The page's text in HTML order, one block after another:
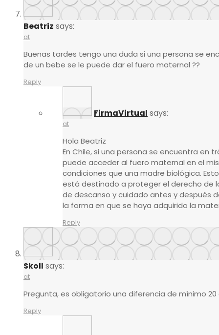
Beatriz says:
at
Buenas tardes tengo una duda si una persona se
de un bebe se le puede dar el fuero maternal ??
Reply
FirmaVirtual says:
at
Hola Beatriz
En Chile, si una persona se encuentra en
puede acceder al fuero maternal en el
condiciones que una madre biológica.
está destinado a proteger el derecho de
de descanso y cuidado antes y después
la forma en que se haya adquirido la
Reply
Skoll says:
at
Pregunta, es obligatorio una diferencia de mínimo 20
Reply